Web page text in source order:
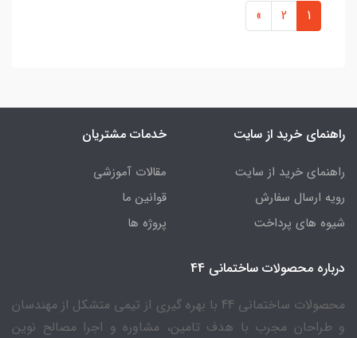
1
2
»
راهنمای خرید از سایت
راهنمای خرید از سایت
رویه ارسال سفارش
شیوه های پرداخت
خدمات مشتریان
مقالات آموزشی
قوانین ما
پروژه ها
درباره محصولات ساختمانی 44
محصولات ساختمانی 44 با بهره گیری از تیمی متشکل از مهندسان
و طراحان مجرب با هدف تامین، مشاوره و اجرا مصالح نوین